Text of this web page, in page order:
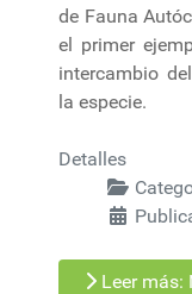
de Fauna
el primer
intercambio
la especie.
Detalles
Leer más: